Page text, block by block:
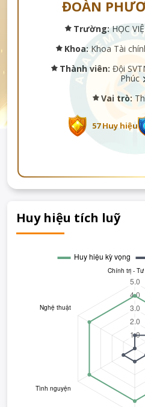
ĐOÀN
Trường: HỌC
Khoa: Khoa Tài
Thành viên: Đội
Phúc
Vai trò:
57 Huy hiệu
Huy hiệu tích luỹ